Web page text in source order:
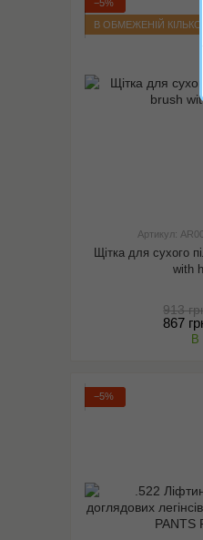
−5%
В ОБМЕЖЕНІЙ
Артикул:
Щітка для сухого
with
913
867
В
−5%